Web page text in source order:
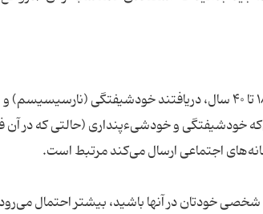
پژوهشگران پس از بررسی یک نظرسنجی از ۸۰۰ مرد در محدوده‌ی سنی ۱۸ تا ۴۰ سال، دریافتند خودشیفتگی (نارسیسیسم) و
خودشیفتگی و خودشیءپنداری (حالتی که در آن
اجتماعی ارسال می‌کند مرتبط است.
خودتان در آنها باشید، بیشتر احتمال